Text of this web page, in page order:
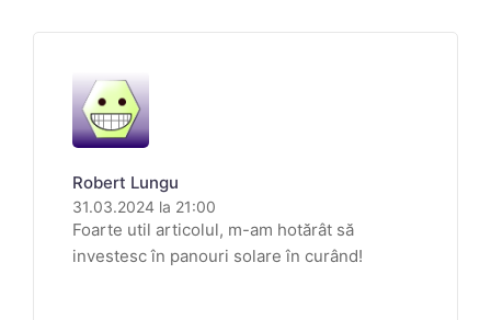
Robert Lungu
31.03.2024 la 21:00
Foarte util articolul, m-am hotărât să
investesc în panouri solare în curând!